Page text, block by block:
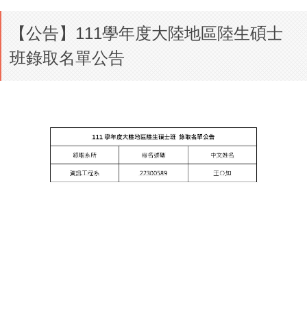
【公告】111學年度大陸地區陸生碩士
班錄取名單公告